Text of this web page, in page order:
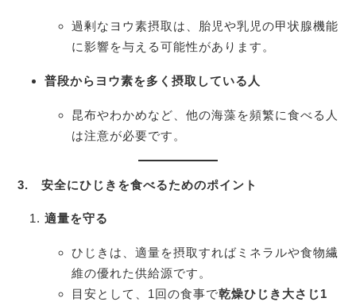
過剰なヨウ素摂取は、胎児や乳児の甲状腺機能
に影響を与える可能性があります。
普段からヨウ素を多く摂取している人
昆布やわかめなど、他の海藻を頻繁に食べる人
は注意が必要です。
3. 安全にひじきを食べるためのポイント
適量を守る
ひじきは、適量を摂取すればミネラルや食物繊
維の優れた供給源です。
目安として、1回の食事で乾燥ひじき大さじ1